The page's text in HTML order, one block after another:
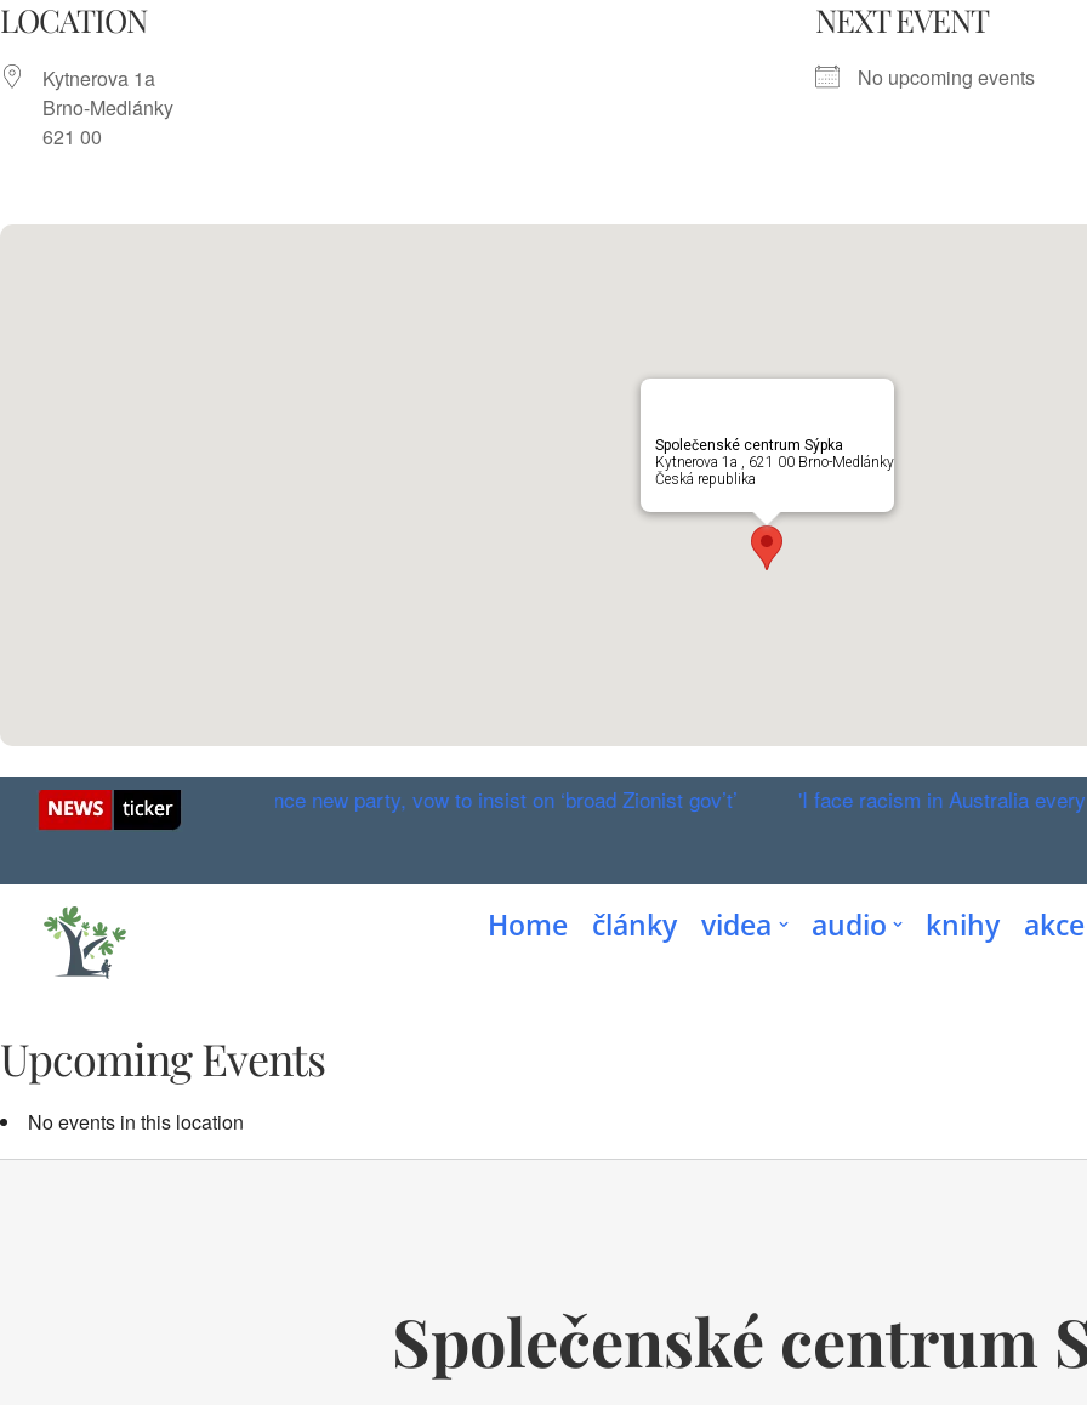
Skip
content
LOCATION
Kytnerova 1a
Brno-Medlánky
621 00
NEXT EVENT
No upcoming events
Společenské centrum Sýpka
Kytnerova 1a , 621 00 Brno-Medlánky
Česká republika
& Erdan announce new party, vow to insist on ‘broad Zionist gov’t’ 'I face racism in Australia every
Home články videa audio knihy akce
Upcoming Events
No events in this location
Společenské centrum